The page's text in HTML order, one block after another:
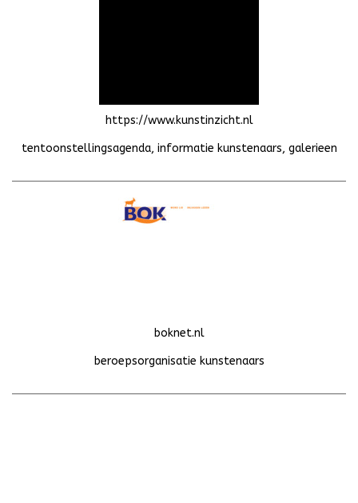
https://www.kunstinzicht.nl
tentoonstellingsagenda, informatie kunstenaars, galerieen
boknet.nl
beroepsorganisatie kunstenaars